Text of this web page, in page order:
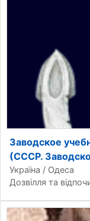
Заводское
(СССР.
Україна / Одеса
Дозвілля та